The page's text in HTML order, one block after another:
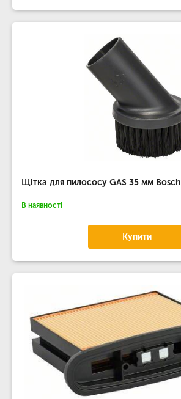
Щітка для пилососу GAS 35 мм Bosch
В наявності
Купити